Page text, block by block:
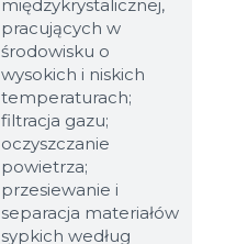
międzykrystalicznej,
pracujących w
środowisku o
wysokich i niskich
temperaturach;
filtracja gazu;
oczyszczanie
powietrza;
przesiewanie i
separacja materiałów
sypkich według